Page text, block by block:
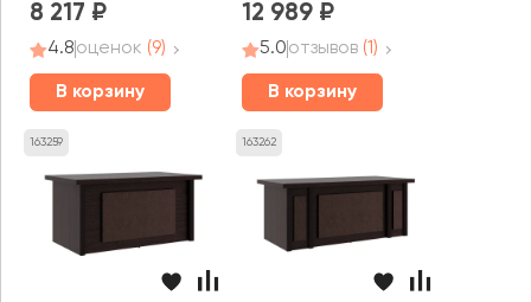
8 217
4.8оценок (9)
В корзину
12 989
5.0отзывов (1)
В корзину
163259 163262